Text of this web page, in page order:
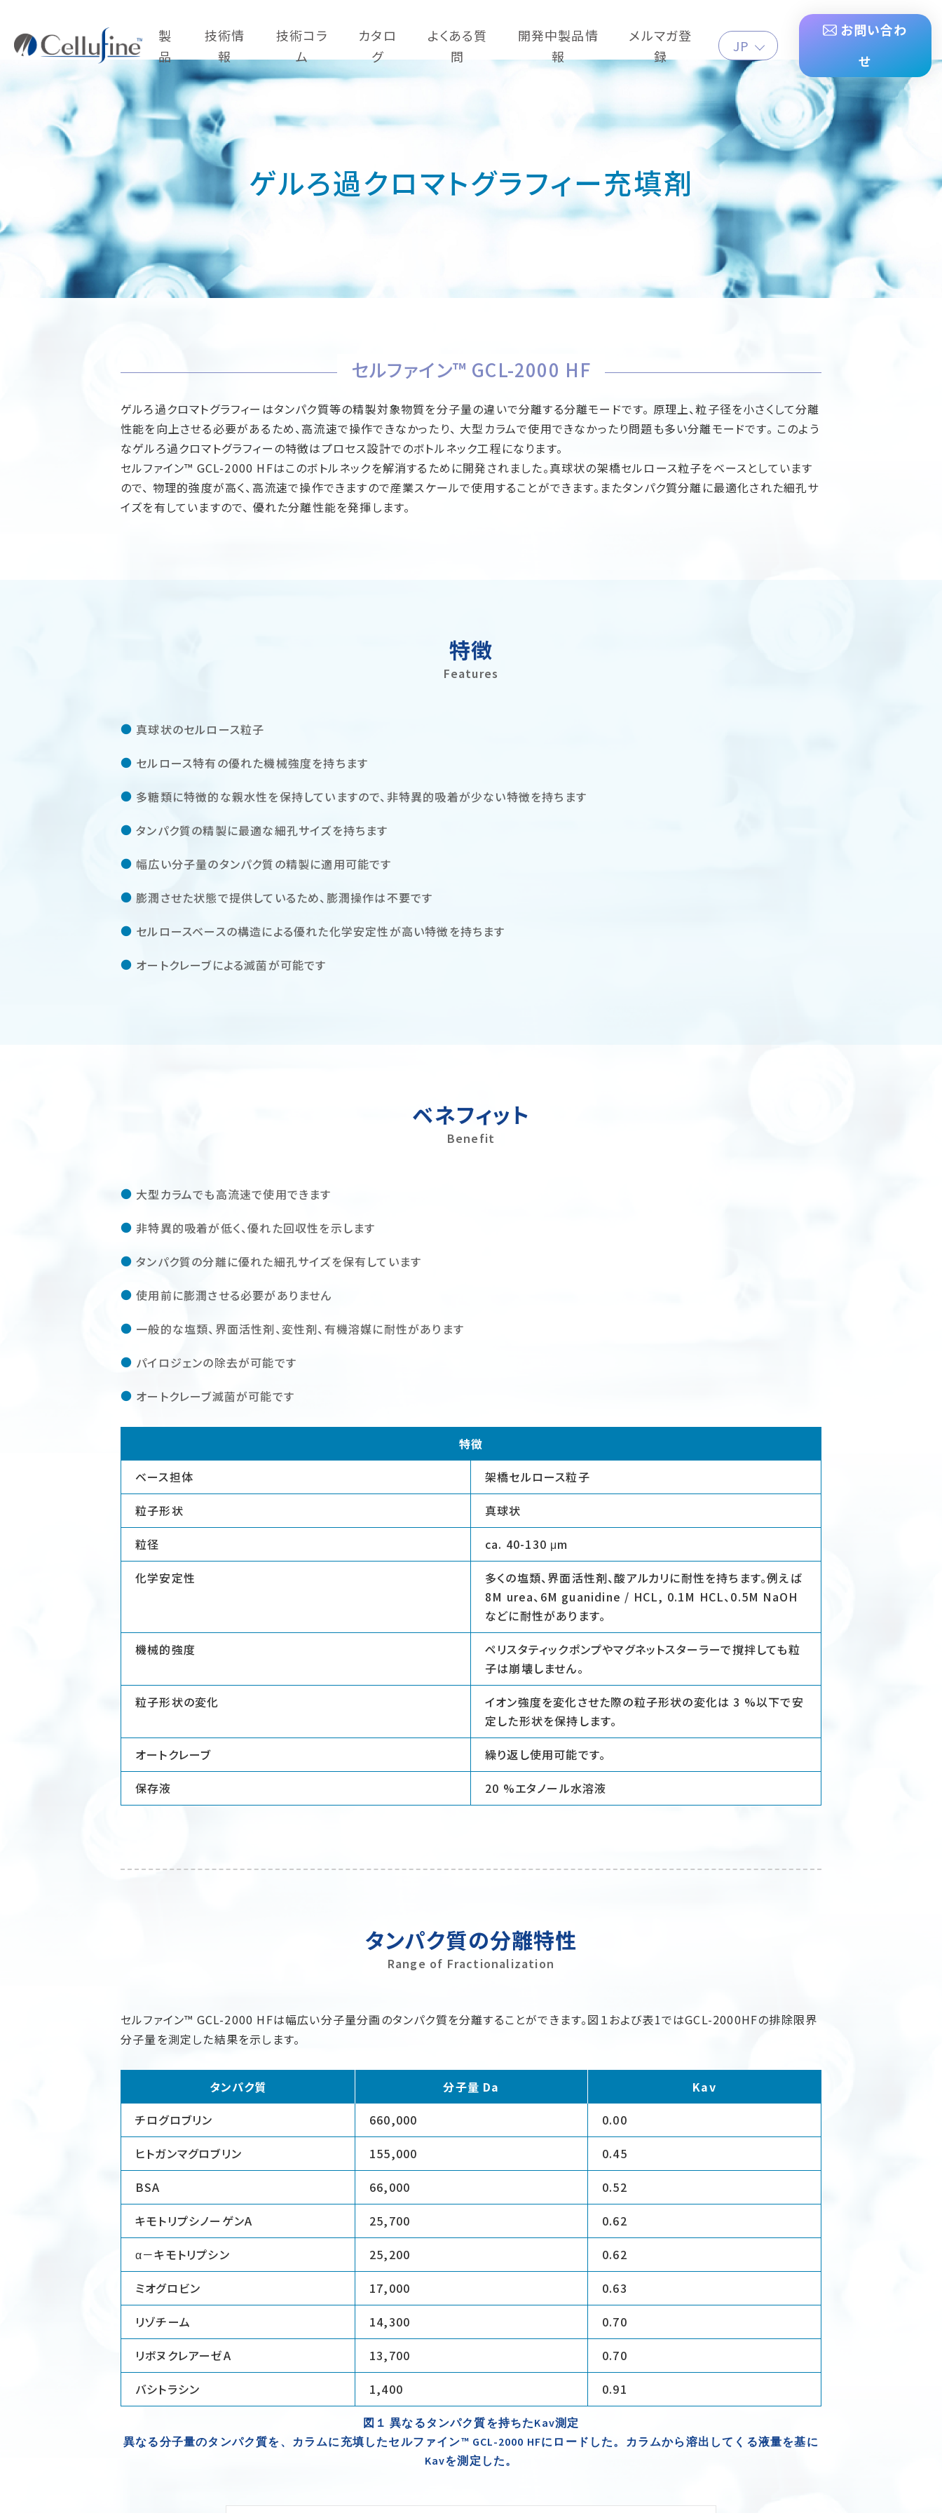
製
品
技術情
報
技術コラ
ム
カタロ
グ
よくある質
問
開発中製品情
報
メルマガ登
録
JP
お問い合わ
せ
ゲルろ過クロマトグラフィー充填剤
セルファイン™ GCL-2000 HF
ゲルろ過クロマトグラフィーはタンパク質等の精製対象物質を分子量の違いで分離する分離モードです。 原理上、粒子径を小さくして分離
性能を向上させる必要があるため、高流速で操作できなかったり、 大型カラムで使用できなかったり問題も多い分離モードです。 このよう
なゲルろ過クロマトグラフィーの特徴はプロセス設計でのボトルネック工程になります。
セルファイン™ GCL-2000 HFはこのボトルネックを解消するために開発されました。真球状の架橋セルロース粒子をベースとしています
ので、 物理的強度が高く、高流速で操作できますので産業スケールで使用することができます。またタンパク質分離に最適化された細孔サ
イズを有していますので、 優れた分離性能を発揮します。
特徴
Features
真球状のセルロース粒子
セルロース特有の優れた機械強度を持ちます
多糖類に特徴的な親水性を保持していますので、非特異的吸着が少ない特徴を持ちます
タンパク質の精製に最適な細孔サイズを持ちます
幅広い分子量のタンパク質の精製に適用可能です
膨潤させた状態で提供しているため、膨潤操作は不要です
セルロースベースの構造による優れた化学安定性が高い特徴を持ちます
オートクレーブによる滅菌が可能です
ベネフィット
Benefit
大型カラムでも高流速で使用できます
非特異的吸着が低く、優れた回収性を示します
タンパク質の分離に優れた細孔サイズを保有しています
使用前に膨潤させる必要がありません
一般的な塩類、界面活性剤、変性剤、有機溶媒に耐性があります
パイロジェンの除去が可能です
オートクレーブ滅菌が可能です
特徴
ベース担体
架橋セルロース粒子
粒子形状
真球状
粒径
ca. 40-130 μm
化学安定性
多くの塩類、界面活性剤、酸アルカリに耐性を持ちます。例えば
8M urea、6M guanidine / HCL, 0.1M HCL、0.5M NaOH
などに耐性があります。
機械的強度
ペリスタティックポンプやマグネットスターラーで撹拌しても粒
子は崩壊しません。
粒子形状の変化
イオン強度を変化させた際の粒子形状の変化は 3 %以下で安
定した形状を保持します。
オートクレーブ
繰り返し使用可能です。
保存液
20 %エタノール水溶液
タンパク質の分離特性
Range of Fractionalization
セルファイン™ GCL-2000 HFは幅広い分子量分画のタンパク質を分離することができます。図１および表1ではGCL-2000HFの排除限界
分子量を測定した結果を示します。
タンパク質 分子量 Da
Kav
チログロブリン
660,000
0.00
ヒトガンマグロブリン
155,000
0.45
BSA
66,000
0.52
キモトリプシノーゲンA
25,700
0.62
α－キモトリプシン
25,200
0.62
ミオグロビン
17,000
0.63
リゾチーム
14,300
0.70
リボヌクレアーゼA
13,700
0.70
バシトラシン
1,400 0.91
図１ 異なるタンパク質を持ちたKav測定
異なる分子量のタンパク質を、カラムに充填したセルファイン™ GCL-2000 HFにロードした。カラムから溶出してくる液量を基に
Kavを測定した。